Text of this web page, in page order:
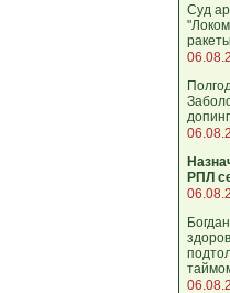
Суд
РПЛ